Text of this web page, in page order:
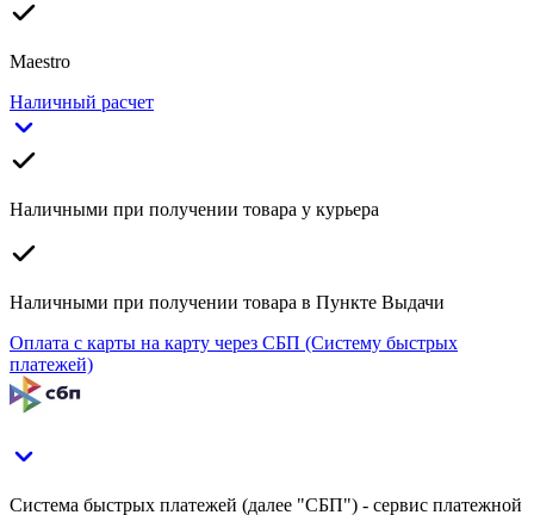
Maestro
Наличный расчет
Наличными при получении товара у курьера
Наличными при получении товара в Пункте Выдачи
Оплата с карты на карту через СБП (Систему быстрых
платежей)
Система быстрых платежей (далее "СБП") - сервис платежной